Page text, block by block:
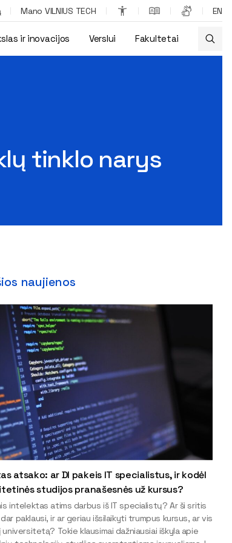
Mano VILNIUS TECH EN
ir inovacijos Verslui Fakultetai
tinklo narys
naujienos
atsako: ar DI pakeis IT specialistus, ir kodėl
studijos pranašesnės už kursus?
intelektas atims darbus iš IT specialistų? Ar ši sritis
paklausi, ir ar geriau išsilaikyti trumpus kursus, ar vis
Tokie klausimai dažniausiai iškyla apie